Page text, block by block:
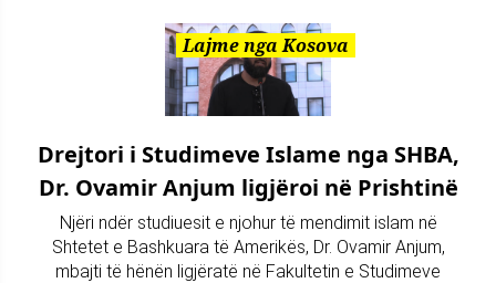
Lajme nga Kosova
Drejtori i Studimeve Islame nga SHBA,
Dr. Ovamir Anjum ligjëroi në Prishtinë
Njëri ndër studiuesit e njohur të mendimit islam në
Shtetet e Bashkuara të Amerikës, Dr. Ovamir Anjum,
mbajti të hënën ligjëratë në Fakultetin e Studimeve